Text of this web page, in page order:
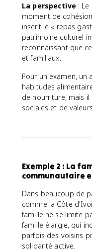
La perspective :
moment de
inscrit le « repas
patrimoine culturel
reconnaissant que
et familiaux.
Pour un examen, un
habitudes
de nourriture, mais
sociales et de
Exemple 2 : La
communautaire
Dans beaucoup de
comme la Côte
famille ne se limite
famille élargie, qui
parfois des voisins
solidarité active.